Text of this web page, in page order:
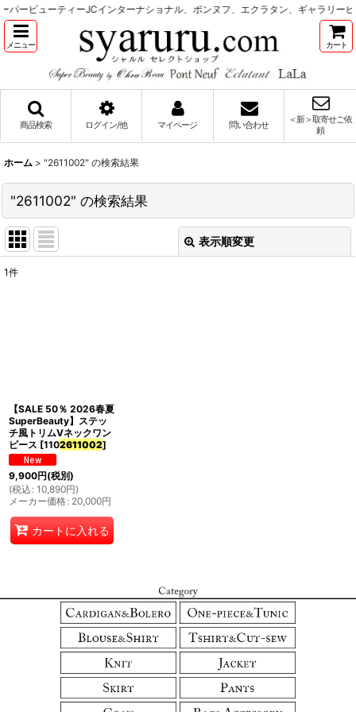
パービューティーJCインターナショナル、ポンヌフ、エクラタン、ギャラリー
メニュー カート
商品検索 ログイン/他 マイページ 問い合わせ
＜新＞取寄せご依
頼
ホーム > "2611002" の検索結果
"2611002" の検索結果
表示順変更
1件
【SALE 50％ 2026春夏
SuperBeauty】ステッ
チ風トリムVネックワン
ピース [1102611002]
9,900円(税別)
(税込 : 10,890円)
メーカー価格: 20,000円
カートに入れる